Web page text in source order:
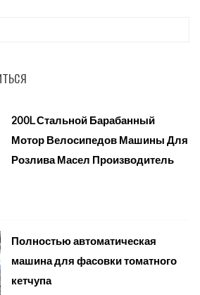
200L Стальной Барабанный
Мотор Велосипедов Машины Для
Розлива Масел Производитель
Полностью автоматическая
машина для фасовки томатного
кетчупа